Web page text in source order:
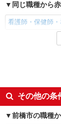
同じ職種から
看護師・保健師
同じ雇用形態
入社日応相談
経験者・有資格
女性活躍中
その他の条
前橋市の職種